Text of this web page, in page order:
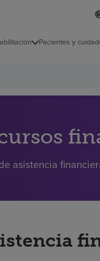
d
o
m
e
o
n
d
Pacientes y
asistencia